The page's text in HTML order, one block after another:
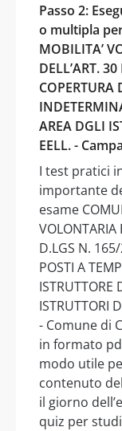
Passo 2:
o multipla per
MOBILITA’
DELL’ART.
COPERTURA
AREA DGLI
EELL. -
I test pratici
importante
esame
VOLONTARIA
D.LGS N.
POSTI A
ISTRUTTORE
ISTRUTTORI
- Comune di
in formato
modo utile
contenuto
il giorno
quiz per